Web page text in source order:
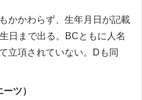
かかわらず、生年月日が記載
日まで出る。BCともに人名
立項されていない。Dも同
ツ）